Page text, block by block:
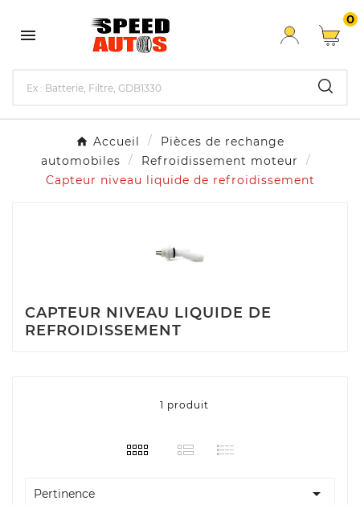

0
Accueil
Pièces de rechange
automobiles
Refroidissement moteur
Capteur niveau liquide de refroidissement
CAPTEUR NIVEAU LIQUIDE DE
REFROIDISSEMENT
1 produit
Pertinence 